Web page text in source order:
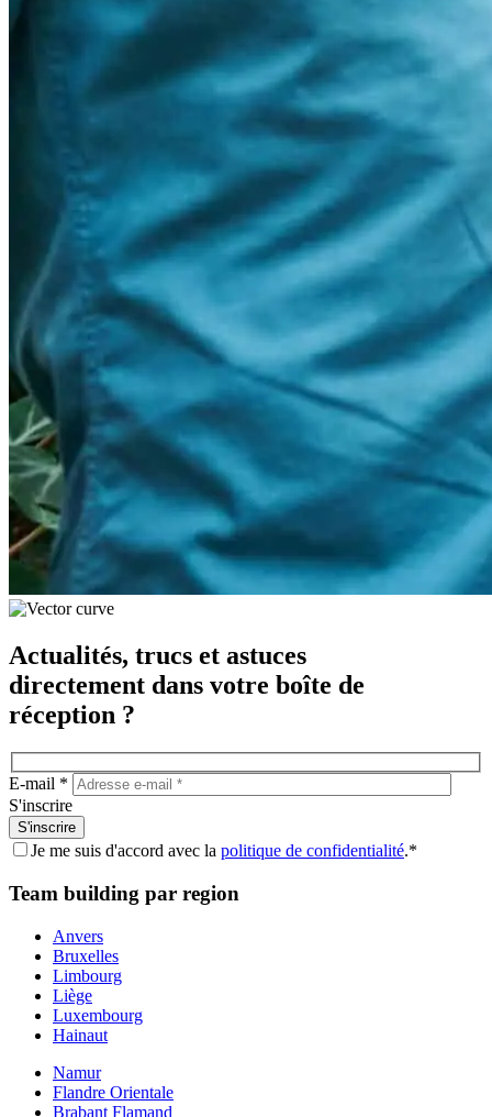
Actualités, trucs et astuces
directement dans votre boîte de
réception ?
E-mail *
S'inscrire
Je me suis d'accord avec la politique de confidentialité.*
Team building par region
Anvers
Bruxelles
Limbourg
Liège
Luxembourg
Hainaut
Namur
Flandre Orientale
Brabant Flamand